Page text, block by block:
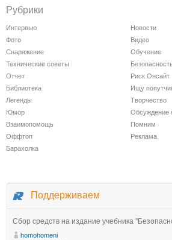
Рубрики
Интервью
Новости
Фото
Видео
Снаряжение
Обучение
Технические советы
Отчет
Риск Онсайт
Библиотека
Ищу
Легенды
Творчество
Юмор
Обсуждение
Взаимопомощь
Помним
Оффтоп
Реклама
Барахолка
Поддерживаем
Сбор средств на издание учебника
homohomeni